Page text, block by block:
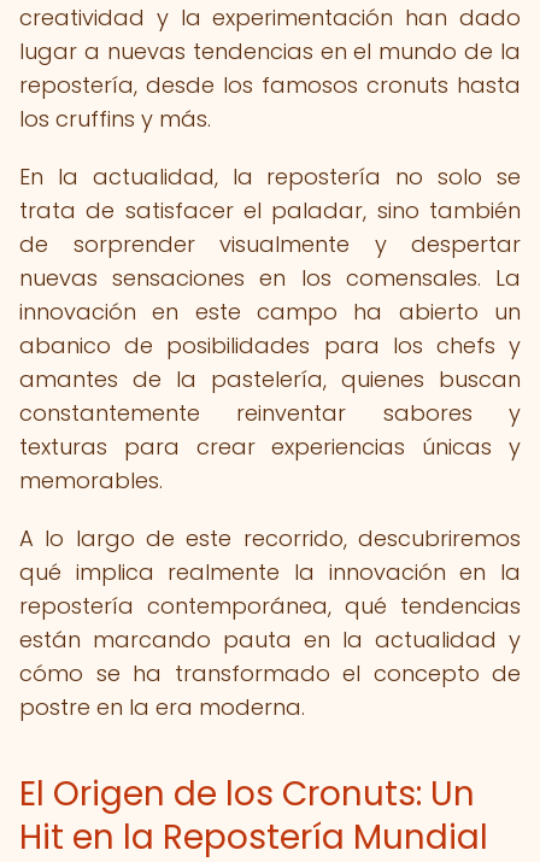
creatividad y la experimentación han dado
lugar a nuevas tendencias en el mundo de la
repostería, desde los famosos cronuts hasta
los cruffins y más.
En la actualidad, la repostería no solo se
trata de satisfacer el paladar, sino también
de sorprender visualmente y despertar
nuevas sensaciones en los comensales. La
innovación en este campo ha abierto un
abanico de posibilidades para los chefs y
amantes de la pastelería, quienes buscan
constantemente reinventar sabores y
texturas para crear experiencias únicas y
memorables.
A lo largo de este recorrido, descubriremos
qué implica realmente la innovación en la
repostería contemporánea, qué tendencias
están marcando pauta en la actualidad y
cómo se ha transformado el concepto de
postre en la era moderna.
El Origen de los Cronuts: Un
Hit en la Repostería Mundial